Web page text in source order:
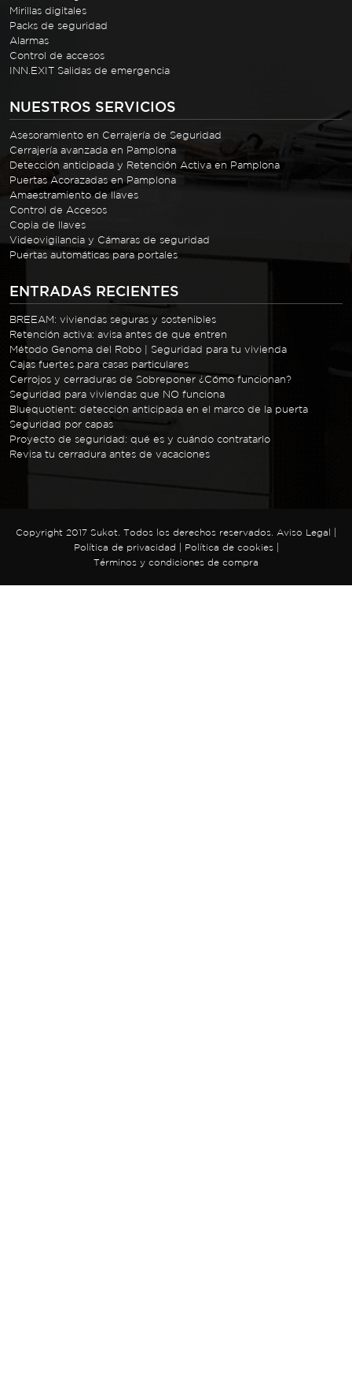
Mirillas digitales
Packs de seguridad
Alarmas
Control de accesos
INN.EXIT Salidas de emergencia
NUESTROS SERVICIOS
Asesoramiento en Cerrajería de Seguridad
Cerrajería avanzada en Pamplona
Detección anticipada y Retención Activa en Pamplona
Puertas Acorazadas en Pamplona
Amaestramiento de llaves
Control de Accesos
Copia de llaves
Videovigilancia y Cámaras de seguridad
Puertas automáticas para portales
ENTRADAS RECIENTES
BREEAM: viviendas seguras y sostenibles
Retención activa: avisa antes de que entren
Método Genoma del Robo | Seguridad para tu vivienda
Cajas fuertes para casas particulares
Cerrojos y cerraduras de Sobreponer ¿Cómo funcionan?
Seguridad para viviendas que NO funciona
Bluequotient: detección anticipada en el marco de la puerta
Seguridad por capas
Proyecto de seguridad: qué es y cuándo contratarlo
Revisa tu cerradura antes de vacaciones
Copyright 2017 Sukot. Todos los derechos reservados. Aviso Legal
Política de privacidad
Política de cookies|
Términos y condiciones de compra